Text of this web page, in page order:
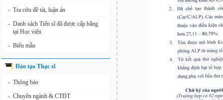
» Tra cứu đề tài, luận án
» Danh sách Tiến sĩ đã được cấp bằng
tại Học viện
» Biểu mẫu
Đào tạo Thạc sĩ
» Thông báo
» Chuyên ngành & CTĐT